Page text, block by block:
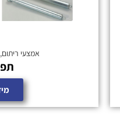
אמצעי ריתום,